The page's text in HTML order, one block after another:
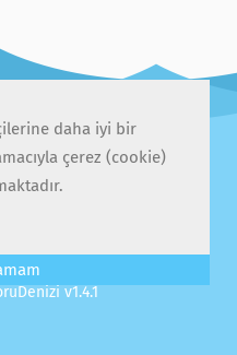
Kullanıcı Sözleşmesi
Sorular
v1.4.1
daha iyi bir
çerez (cookie)